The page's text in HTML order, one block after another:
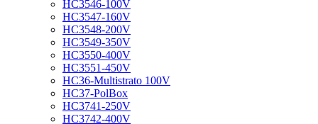
HC3546-100V
HC3547-160V
HC3548-200V
HC3549-350V
HC3550-400V
HC3551-450V
HC36-Multistrato 100V
HC37-PolBox
HC3741-250V
HC3742-400V